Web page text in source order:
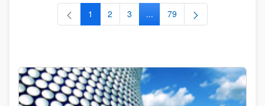
Página
1 Página
2 Página
3 ...Páginas intermedias Use TAB
Página
79